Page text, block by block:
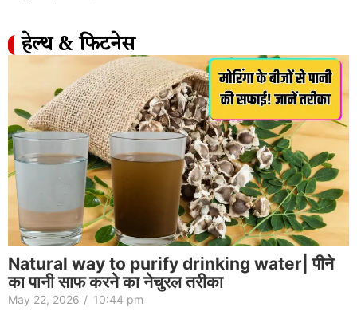
हेल्थ & फिटनेस
Natural way to purify drinking water| पीने
का पानी साफ करने का नेचुरल तरीका
May 22, 2026 / 10:44 pm